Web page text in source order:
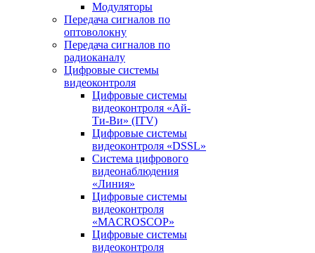
Модуляторы
Передача сигналов по
оптоволокну
Передача сигналов по
радиоканалу
Цифровые системы
видеоконтроля
Цифровые системы
видеоконтроля «Ай-
Ти-Ви» (ITV)
Цифровые системы
видеоконтроля «DSSL»
Система цифрового
видеонаблюдения
«Линия»
Цифровые системы
видеоконтроля
«MACROSCOP»
Цифровые системы
видеоконтроля